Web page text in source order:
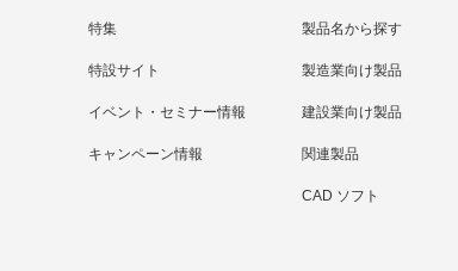
特集
特設サイト
イベント・セミナー情報
キャンペーン情報
製品名から探す
製造業向け製品
建設業向け製品
関連製品
CAD ソフト